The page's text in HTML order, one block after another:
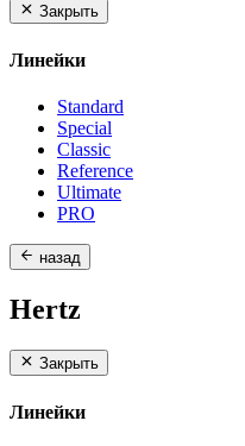
Закрыть
Линейки
Standard
Special
Classic
Reference
Ultimate
PRO
назад
Hertz
Закрыть
Линейки